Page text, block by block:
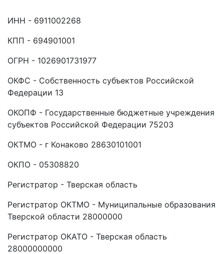
ИНН - 6911002268
КПП - 694901001
ОГРН - 1026901731977
ОКФС - Собственность субъектов Российской
Федерации 13
ОКОПФ - Государственные бюджетные учреждения
субъектов Российской Федерации 75203
ОКТМО - г Конаково 28630101001
ОКПО - 05308820
Регистратор - Тверская область
Регистратор ОКТМО - Муниципальные образования
Тверской области 28000000
Регистратор ОКАТО - Тверская область
28000000000